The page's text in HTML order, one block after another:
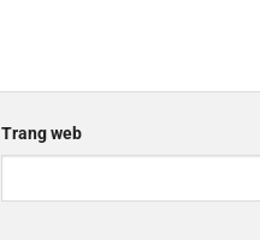
Trang web